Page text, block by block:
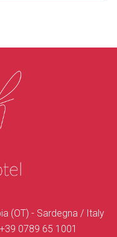
(OT) - Sardegna / Italy
+39 0789 65 1001